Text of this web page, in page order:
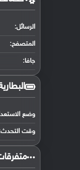
الرسائل:
المتصفح:
جافا:
وضع
وقت